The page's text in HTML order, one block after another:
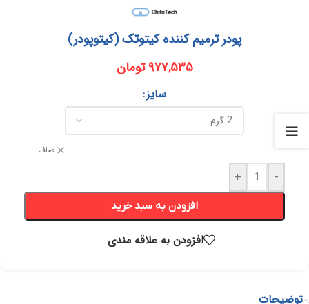
پودر ترمیم کننده کیتوتک (کیتوپودر)
۹۷۷,۵۳۵تومان
سایز
صاف
-
+
افزودن به سبد خرید
افزودن به علاقه مندی
توضیحات